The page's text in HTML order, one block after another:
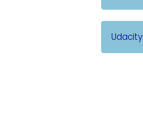
Udacity